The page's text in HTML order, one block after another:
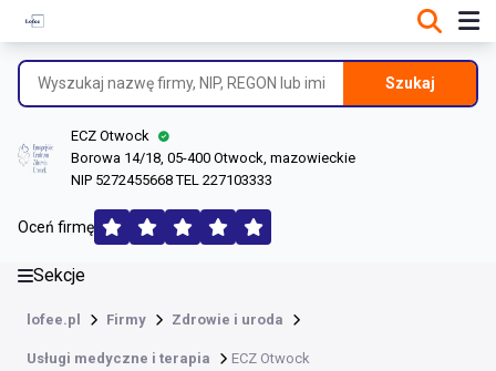
Szukaj
ECZ Otwock
Borowa 14/18, 05-400 Otwock, mazowieckie
NIP 5272455668 TEL 227103333
Oceń firmę
Sekcje
lofee.pl Firmy Zdrowie i uroda
Usługi medyczne i terapia ECZ Otwock
Informacje o firmie
Dane rejestrowe
Lokalizacje
Opinie (180)